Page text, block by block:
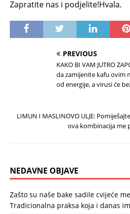
Zapratite nas i podjelite!Hvala.
PREVIOUS
KAKO BI VAM JUTRO
da zamijenite kafu ovim
od energije, a virusi će
LIMUN I MASLINOVO ULJE:
ova kombinacija me
NEDAVNE OBJAVE
Zašto su naše bake sadile cvijeće
Tradicionalna praksa koja i danas